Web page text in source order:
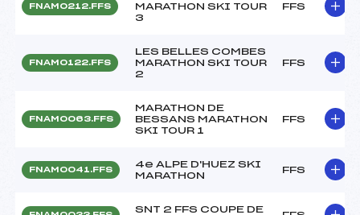
FNAM0212.FFS
MARATHON SKI TOUR
3
FFS
FNAM0122.FFS
LES BELLES COMBES
MARATHON SKI TOUR
2
FFS
FNAM0063.FFS
MARATHON DE
BESSANS MARATHON
SKI TOUR 1
FFS
FNAM0041.FFS
4e ALPE D'HUEZ SKI
MARATHON
FFS
SNT 2 FFS COUPE DE